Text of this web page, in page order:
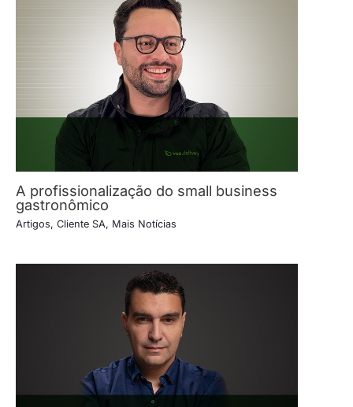
A profissionalização do small business
gastronômico
Artigos, Cliente SA, Mais Notícias